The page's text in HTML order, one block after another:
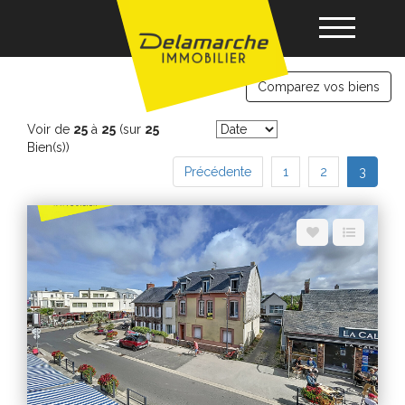
Vendre
Gérance
Nos agences
immobilier Brehal
Comparez vos biens
Voir de 25 à 25 (sur 25
Bien(s))
Précédente
1 2 3